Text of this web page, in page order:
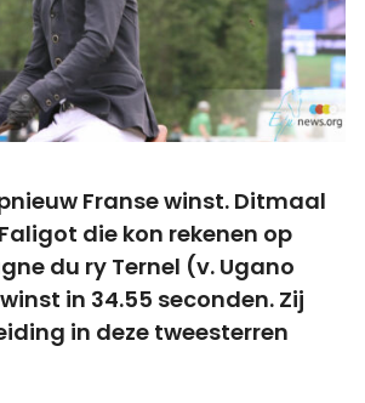
Franse winst. Ditmaal
die kon rekenen op
du ry Ternel (v. Ugano
in 34.55 seconden. Zij
in deze tweesterren